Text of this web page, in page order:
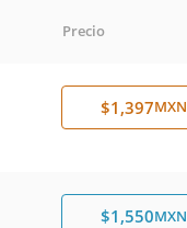
Precio
$1,397MXN
$1,550MXN